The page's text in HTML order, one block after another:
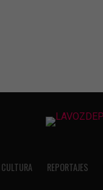
CULTURA REPORTAJES